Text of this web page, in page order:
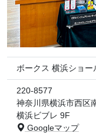
ボークス 横浜ショー
220-8577
神奈川県横浜市西区
横浜ビブレ 9F
Googleマップ